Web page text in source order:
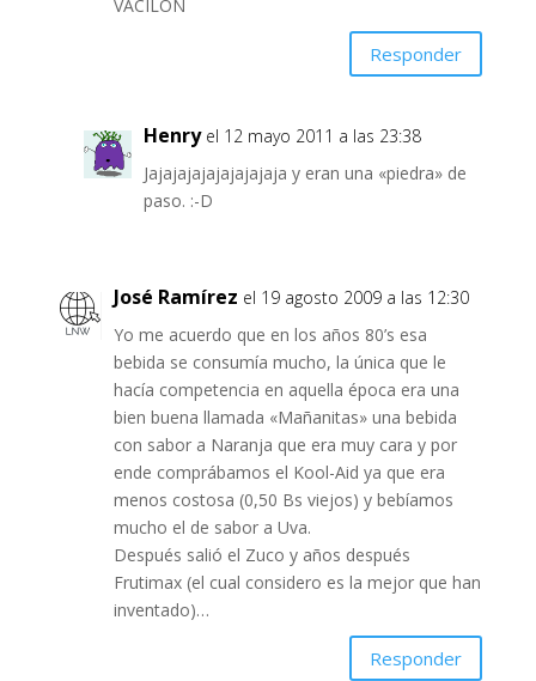
VACILON
Responder
Henry el 12 mayo 2011 a las 23:38
Jajajajajajajajajaja y eran una «piedra» de
paso. :-D
José Ramírez el 19 agosto 2009 a las 12:30
Yo me acuerdo que en los años 80’s esa
bebida se consumía mucho, la única que le
hacía competencia en aquella época era una
bien buena llamada «Mañanitas» una bebida
con sabor a Naranja que era muy cara y por
ende comprábamos el Kool-Aid ya que era
menos costosa (0,50 Bs viejos) y bebíamos
mucho el de sabor a Uva.
Después salió el Zuco y años después
Frutimax (el cual considero es la mejor que han
inventado)…
Responder